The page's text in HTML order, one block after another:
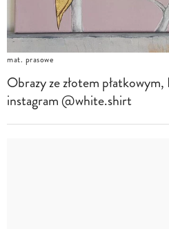
mat. prasowe
Obrazy ze złotem
instagram @white.shirt